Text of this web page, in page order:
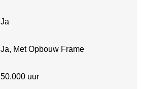
Ja
Ja, Met Opbouw Frame
50.000 uur